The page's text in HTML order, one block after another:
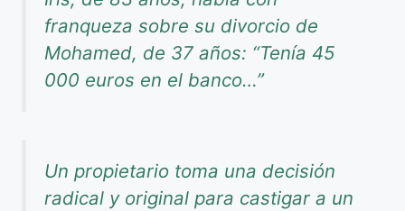
franqueza sobre su divorcio de
Mohamed, de 37 años: “Tenía 45
000 euros en el banco…”
Un propietario toma una decisión
radical y original para castigar a un